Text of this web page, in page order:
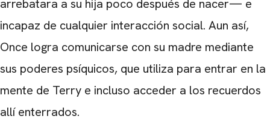
arrebatara a su hija poco después de nacer— e
incapaz de cualquier interacción social. Aun así,
Once logra comunicarse con su madre mediante
sus poderes psíquicos, que utiliza para entrar en la
mente de Terry e incluso acceder a los recuerdos
allí enterrados.
CARREGANDO PUBLICIDADE